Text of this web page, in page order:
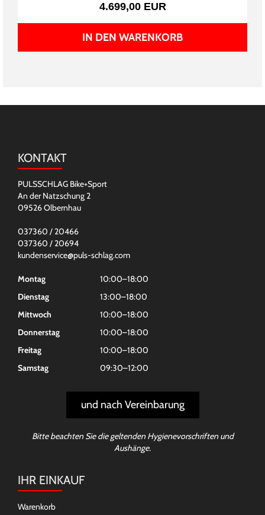
4.699,00 EUR
IN DEN WARENKORB
KONTAKT
PULSSCHLAG Bike+Sport
An der Natzschung 2
09526 Olbernhau
037360 / 20466
037360 / 20694
kundenservice@puls-schlag.com
Montag
10:00–18:00
Dienstag
13:00–18:00
Mittwoch
10:00–18:00
Donnerstag
10:00–18:00
Freitag
10:00–18:00
Samstag
09:30–12:00
und nach Vereinbarung
Bitte beachten Sie die geltenden Hygienevorschriften und
Aushänge.
IHR EINKAUF
Warenkorb